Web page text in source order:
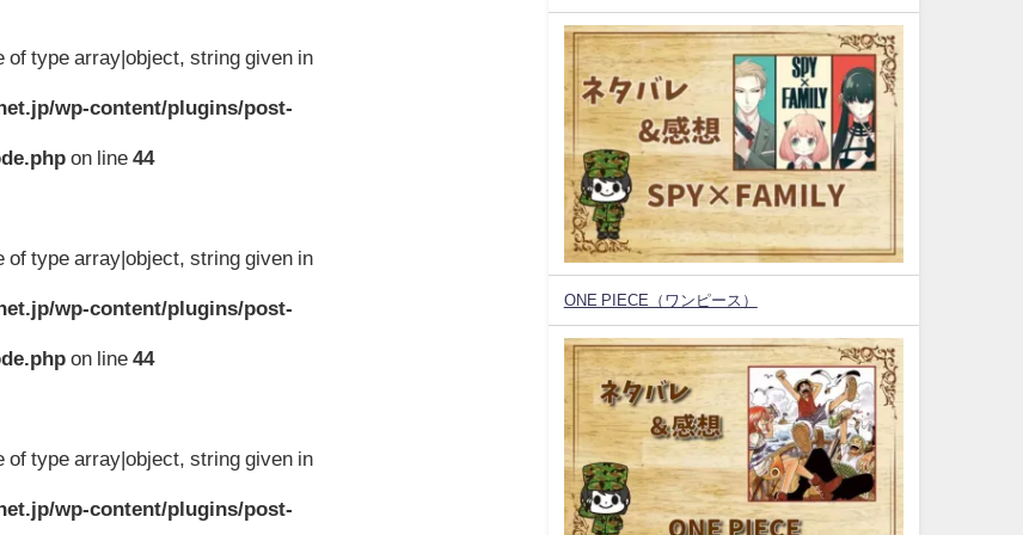
of type array|object, string given in
wp-content/plugins/post-
on line44
of type array|object, string given in
wp-content/plugins/post-
on line44
of type array|object, string given in
wp-content/plugins/post-
ONE PIECE（ワンピース）